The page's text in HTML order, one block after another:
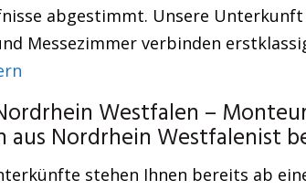
abgestimmt. Unsere
Messezimmer verbinden
Westfalen –
aus Nordrhein Westfalenist
stehen Ihnen bereits ab